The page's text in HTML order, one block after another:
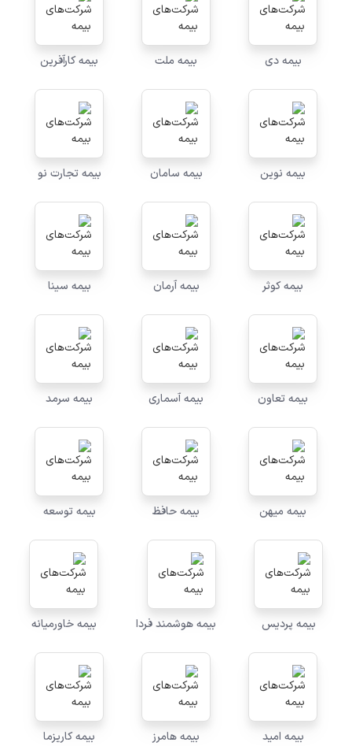
بیمه دی بیمه ملت بیمه کارآفرین
بیمه نوین بیمه سامان بیمه تجارت نو
بیمه کوثر بیمه آرمان بیمه سینا
بیمه تعاون بیمه آسماری بیمه سرمد
بیمه میهن بیمه حافظ بیمه توسعه
بیمه پردیس بیمه هوشمند فردا بیمه خاورمیانه
بیمه امید بیمه هامرز بیمه کاریزما